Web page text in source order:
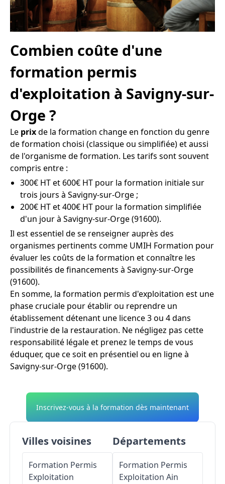
Combien coûte d'une
formation permis
d'exploitation à Savigny-sur-
Orge ?
Le prixde la formation change en fonction du genre
de formation choisi (classique ou simplifiée) et aussi
de l'organisme de formation. Les tarifs sont souvent
compris entre :
300€ HT et 600€ HT pour la formation initiale sur
trois jours à Savigny-sur-Orge ;
200€ HT et 400€ HT pour la formation simplifiée
d'un jour à Savigny-sur-Orge (91600).
Il est essentiel de se renseigner auprès des
organismes pertinents comme UMIH Formation pour
évaluer les coûts de la formation et connaître les
possibilités de financements à Savigny-sur-Orge
(91600).
En somme, la formation permis d'exploitation est une
phase cruciale pour établir ou reprendre un
établissement détenant une licence 3 ou 4 dans
l'industrie de la restauration. Ne négligez pas cette
responsabilité légale et prenez le temps de vous
éduquer, que ce soit en présentiel ou en ligne à
Savigny-sur-Orge (91600).
Inscrivez-vous à la formation dès maintenant
Villes voisines
Formation Permis
Exploitation
Départements
Formation Permis
Exploitation Ain